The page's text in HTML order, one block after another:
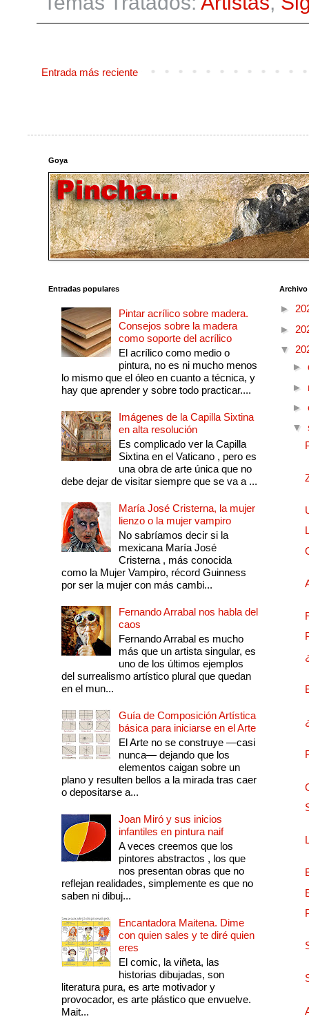
Entrada más reciente
Goya
Entradas populares
Pintar acrílico sobre madera.
Consejos sobre la madera
como soporte del acrílico
El acrílico como medio o
pintura, no es ni mucho menos
lo mismo que el óleo en cuanto a técnica, y
hay que aprender y sobre todo practicar....
Imágenes de la Capilla Sixtina
en alta resolución
Es complicado ver la Capilla
Sixtina en el Vaticano , pero es
una obra de arte única que no
debe dejar de visitar siempre que se va a ...
María José Cristerna, la mujer
lienzo o la mujer vampiro
No sabríamos decir si la
mexicana María José
Cristerna , más conocida
como la Mujer Vampiro, récord Guinness
por ser la mujer con más cambi...
Fernando Arrabal nos habla del
caos
Fernando Arrabal es mucho
más que un artista singular, es
uno de los últimos ejemplos
del surrealismo artístico plural que quedan
en el mun...
Guía de Composición Artística
básica para iniciarse en el Arte
El Arte no se construye —casi
nunca— dejando que los
elementos caigan sobre un
plano y resulten bellos a la mirada tras caer
o depositarse a...
Joan Miró y sus inicios
infantiles en pintura naif
A veces creemos que los
pintores abstractos , los que
nos presentan obras que no
reflejan realidades, simplemente es que no
saben ni dibuj...
Encantadora Maitena. Dime
con quien sales y te diré quien
eres
El comic, la viñeta, las
historias dibujadas, son
literatura pura, es arte motivador y
provocador, es arte plástico que envuelve.
Mait...
►
►
▼
►
►
►
▼